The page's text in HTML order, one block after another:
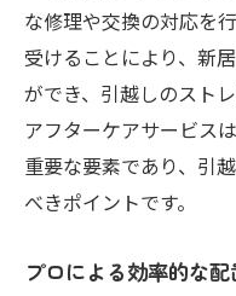
な修理や交換の対応を
受けることにより、新
ができ、引越しのスト
アフターケアサービス
重要な要素であり、引
べきポイントです。
プロによる効率的な